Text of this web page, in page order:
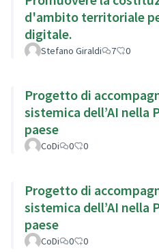
d'ambito territoriale
digitale.
Stefano Giraldi 7 0
Progetto di
sistemica dell’AI nella
paese
CoDi 0 0
Progetto di
sistemica dell’AI nella
paese
CoDi 0 0